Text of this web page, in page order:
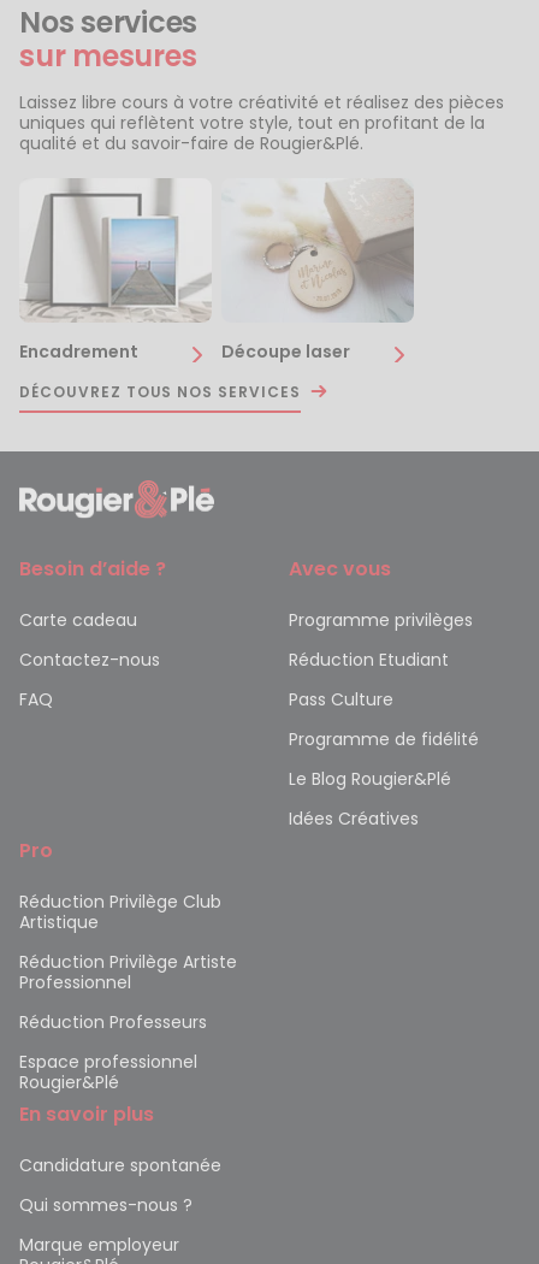
Nos services
sur mesures
Laissez libre cours à votre créativité et réalisez des pièces
uniques qui reflètent votre style, tout en profitant de la
qualité et du savoir-faire de Rougier&Plé.
Encadrement Découpe laser
DÉCOUVREZ TOUS NOS SERVICES
Besoin d’aide ?
Carte cadeau
Contactez-nous
FAQ
Avec vous
Programme privilèges
Réduction Etudiant
Pass Culture
Programme de fidélité
Le Blog Rougier&Plé
Idées Créatives
Pro
Réduction Privilège Club
Artistique
Réduction Privilège Artiste
Professionnel
Réduction Professeurs
Espace professionnel
Rougier&Plé
En savoir plus
Candidature spontanée
Qui sommes-nous ?
Marque employeur